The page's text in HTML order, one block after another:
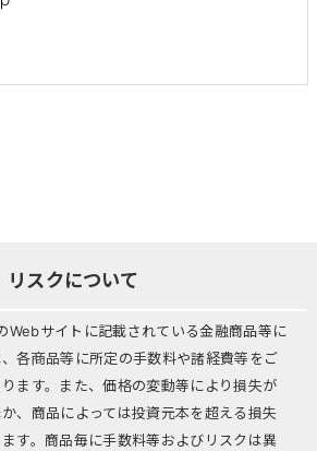
リスクについて
Webサイトに記載されている金融商品等に
各商品等に所定の手数料や諸経費等をご
ます。また、価格の変動等により損失が
、商品によっては投資元本を超える損失
す。商品毎に手数料等およびリスクは異